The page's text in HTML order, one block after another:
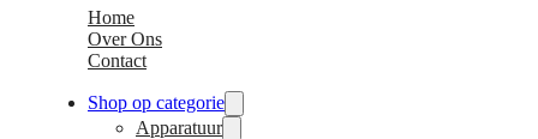
Home
Over Ons
Contact
Shop op categorie
Apparatuur